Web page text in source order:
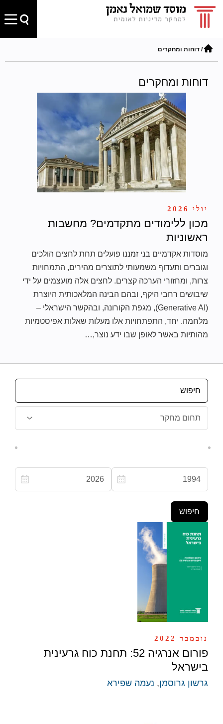
/ דוחות ומחקרים
דוחות ומחקרים
יולי 2026
מכון ללימודים מתקדמים? מחשבות
ראשוניות
מוסדות אקדמיים בני זמננו פועלים תחת לחצים הולכים
וגוברים ותעדוף משמעותי לתוצרים מהירים, התמחויות
צרות, ומחזורי הערכה קצרים. לחצים אלה מועצמים על ידי
שיבושים רחבי היקף, ובהם הבינה המלאכותית היוצרת
(Generative AI), מגפת הקורונה, ובהקשר הישראלי –
מלחמה. יחד, התפתחויות אלו מעלות שאלות אפיסטמיות
מהותיות באשר לאופן שבו ידע נוצר,…
נובמבר 2022
פורום אנרגיה 52: תחנת כוח גרעינית
בישראל
גרשון גרוסמן, נעמה שפירא